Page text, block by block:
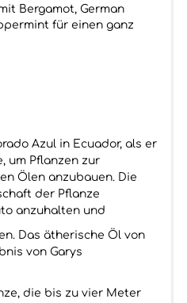
Bergamot, German
für einen ganz
Azul in Ecuador, als er
um Pflanzen zur
Ölen anzubauen. Die
der Pflanze
anzuhalten und
Das ätherische Öl von
von Garys
die bis zu vier Meter